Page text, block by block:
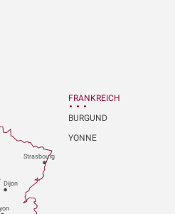
Dijon
on
Strasbourg
FRANKREICH
BURGUND
YONNE